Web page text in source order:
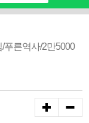
푸른역사/2만5000